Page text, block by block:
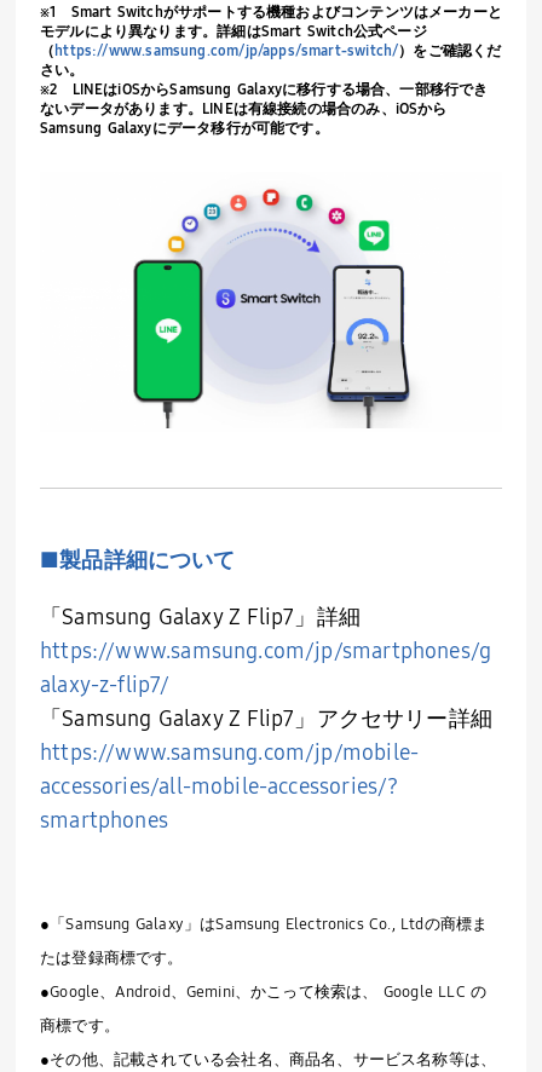
※1 Smart Switchがサポートする機種およびコンテンツはメーカーと
モデルにより異なります。詳細はSmart Switch公式ページ
（ https://www.samsung.com/jp/apps/smart-switch/）をご確認くだ
さい。
※2 LINEはiOSからSamsung Galaxyに移行する場合、一部移行でき
ないデータがあります。 LINEは有線接続の場合のみ、 iOSから
Samsung Galaxyにデータ移行が可能です。
■製品詳細について
「 Samsung Galaxy Z Flip7 」詳細
https://www.samsung.com/jp/smartphones/g
alaxy-z-flip7/
「 Samsung Galaxy Z Flip7 」アクセサリー詳細
https://www.samsung.com/jp/mobile-
accessories/all-mobile-accessories/?
smartphones
●「Samsung Galaxy」はSamsung Electronics Co., Ltdの商標ま
たは登録商標です。
●Google、Android、Gemini、かこって検索は、 Google LLC の
商標です。
●その他、記載されている会社名、商品名、サービス名称等は、